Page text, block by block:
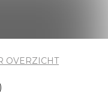
OVERZICHT